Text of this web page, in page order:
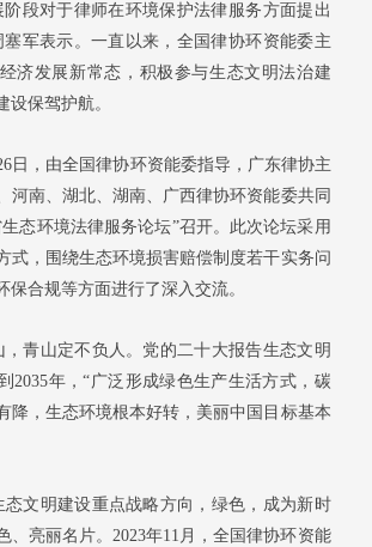
阶段对于律师在环境保护法律服务方面提出
塞军表示。一直以来，全国律协环资能委主
济发展新常态，积极参与生态文明法治建
设保驾护航。
日，由全国律协环资能委指导，广东律协主
河南、湖北、湖南、广西律协环资能委共同
态环境法律服务论坛”召开。此次论坛采用
式，围绕生态环境损害赔偿制度若干实务问
保合规等方面进行了深入交流。
，青山定不负人。党的二十大报告生态文明
2035年，“广泛形成绿色生产生活方式，碳
降，生态环境根本好转，美丽中国目标基本
态文明建设重点战略方向，绿色，成为新时
、亮丽名片。2023年11月，全国律协环资能